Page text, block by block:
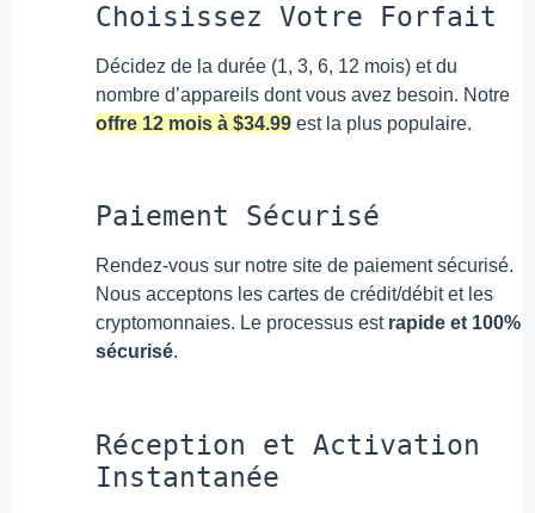
Choisissez Votre Forfait
Décidez de la durée (1, 3, 6, 12 mois) et du
nombre d’appareils dont vous avez besoin. Notre
offre 12 mois à $34.99 est la plus populaire.
Paiement Sécurisé
Rendez-vous sur notre site de paiement sécurisé.
Nous acceptons les cartes de crédit/débit et les
cryptomonnaies. Le processus est rapide et 100%
sécurisé.
Réception et Activation
Instantanée